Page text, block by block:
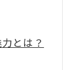
とは？